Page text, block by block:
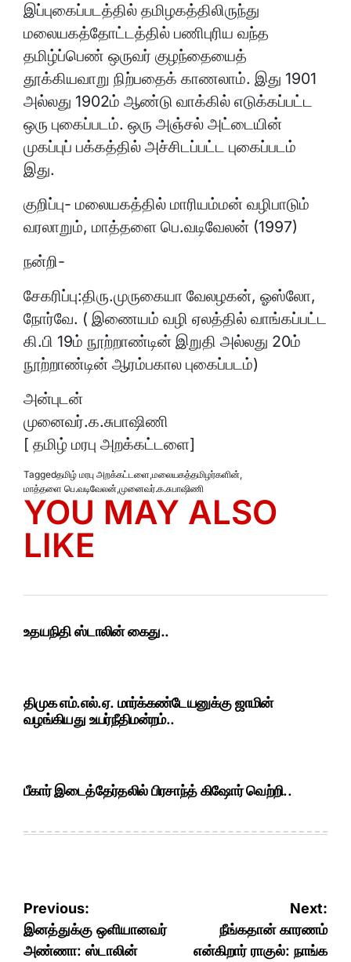
இப்புகைப்படத்தில் தமிழகத்திலிருந்து
மலையகத்தோட்டத்தில் பணிபுரிய வந்த
தமிழ்ப்பெண் ஒருவர் குழந்தையைத்
தூக்கியவாறு நிற்பதைக் காணலாம். இது 1901
அல்லது 1902ம் ஆண்டு வாக்கில் எடுக்கப்பட்ட
ஒரு புகைப்படம். ஒரு அஞ்சல் அட்டையின்
முகப்புப் பக்கத்தில் அச்சிடப்பட்ட புகைப்படம்
இது.
குறிப்பு- மலையகத்தில் மாரியம்மன் வழிபாடும்
வரலாறும், மாத்தளை பெ.வடிவேலன் (1997)
நன்றி-
சேகரிப்பு:திரு.முருகையா வேலழகன், ஓஸ்லோ,
நோர்வே. ( இணையம் வழி ஏலத்தில் வாங்கப்பட்ட
கி.பி 19ம் நூற்றாண்டின் இறுதி அல்லது 20ம்
நூற்றாண்டின் ஆரம்பகால புகைப்படம்)
அன்புடன்
முனைவர்.க.சுபாஷிணி
[ தமிழ் மரபு அறக்கட்டளை]
Taggedதமிழ் மரபு அறக்கட்டளை,மலையகத்தமிழர்களின்,
மாத்தளை பெ.வடிவேலன்,முனைவர்.க.சுபாஷிணி
YOU MAY ALSO
LIKE
உதயநிதி ஸ்டாலின் கைது..
திமுக எம்.எல்.ஏ. மார்க்கண்டேயனுக்கு ஜாமின்
வழங்கியது உயர்நீதிமன்றம்..
பீகார் இடைத்தேர்தலில் பிரசாந்த் கிஷோர் வெற்றி..
Post
navigation
Previous:
இனத்துக்கு ஒளியானவர்
அண்ணா: ஸ்டாலின்
Next:
நீங்கதான் காரணம்
என்கிறார் ராகுல்: நாங்க